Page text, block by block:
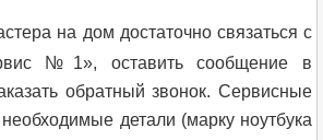
на дом достаточно связаться с
№1», оставить сообщение в
обратный звонок. Сервисные
детали (марку ноутбука